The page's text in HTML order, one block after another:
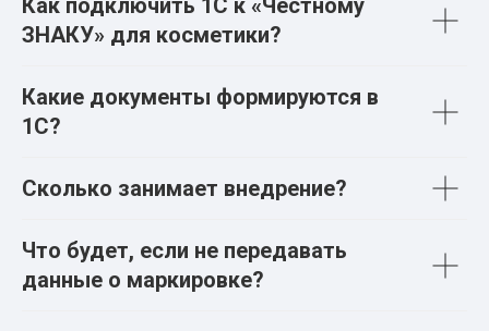
Как подключить 1С к «Честному
ЗНАКУ» для косметики?
Какие документы формируются в
1С?
Сколько занимает внедрение?
Что будет, если не передавать
данные о маркировке?